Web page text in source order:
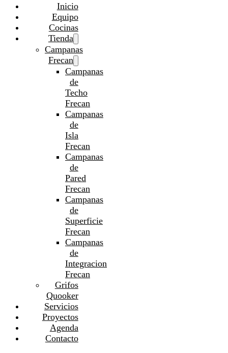
Inicio
Equipo
Cocinas
Tienda
Campanas
Frecan
Campanas
de
Techo
Frecan
Campanas
de
Isla
Frecan
Campanas
de
Pared
Frecan
Campanas
de
Superficie
Frecan
Campanas
de
Integracion
Frecan
Grifos
Quooker
Servicios
Proyectos
Agenda
Contacto